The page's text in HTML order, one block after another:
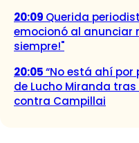
20:09 Querida
emocionó al anunciar
siempre!"
20:05“No está ahí por
de Lucho Miranda
contra Campillai